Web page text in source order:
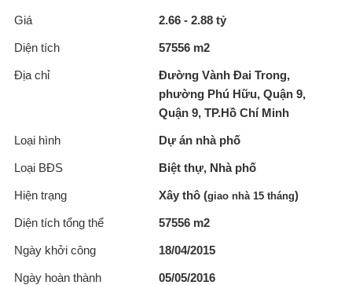
Giá 2.66 - 2.88 tỷ
Diện tích 57556 m2
Địa chỉ
Đường Vành Đai Trong,
phường Phú Hữu, Quận 9,
Quận 9, TP.Hồ Chí Minh
Loại hình Dự án nhà phố
Loại BĐS Biệt thự, Nhà phố
Hiện trạng Xây thô (giao nhà 15 tháng)
Diện tích tổng thể 57556 m2
Ngày khởi công 18/04/2015
Ngày hoàn thành 05/05/2016